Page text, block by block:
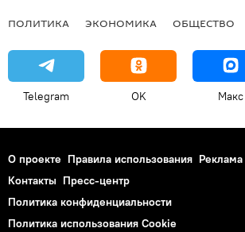
ПОЛИТИКА ЭКОНОМИКА ОБЩЕСТВО
Telegram OK Макс
О проекте Правила использования Реклама
Контакты Пресс-центр
Политика конфиденциальности
Политика использования Cookie